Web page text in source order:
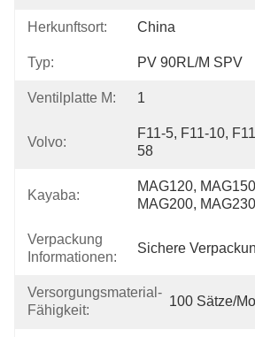
Herkunftsort: China
Typ: PV 90RL/M SPV
Ventilplatte M: 1
Volvo:
F11-5, F11-10,
58
Kayaba:
MAG120,
MAG200, MAG230
Verpackung
Informationen:
Sichere
Versorgungsmaterial-
Fähigkeit:
100 Sätze/